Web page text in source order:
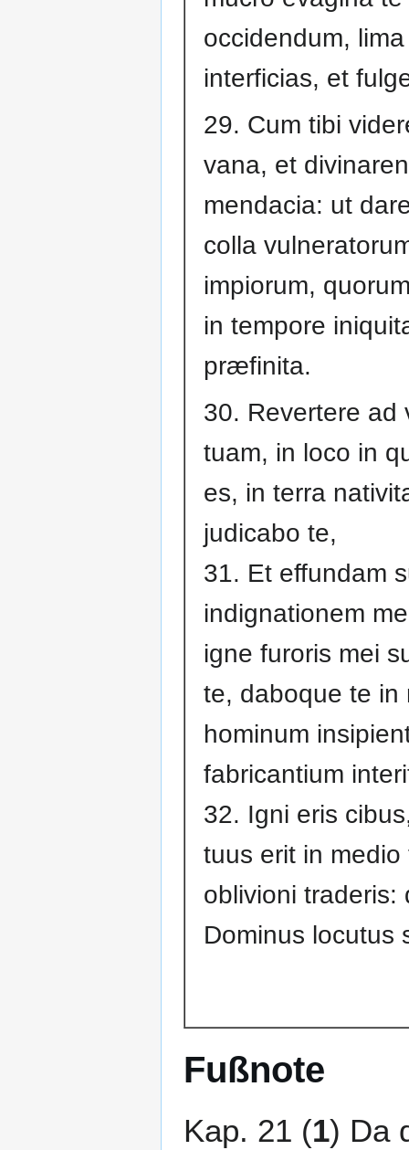
occidendum,
interficias, et
29. Cum tibi
vana, et
mendacia: ut
colla
impiorum,
in tempore
præfinita.
30. Revertere ad
tuam, in loco in
es, in terra
judicabo te,
31. Et effundam
indignationem
igne furoris mei
te, daboque te in
hominum
fabricantium
32. Igni eris
tuus erit in
oblivioni traderis:
Dominus locutus
Fußnote
Kap. 21 (1) Da